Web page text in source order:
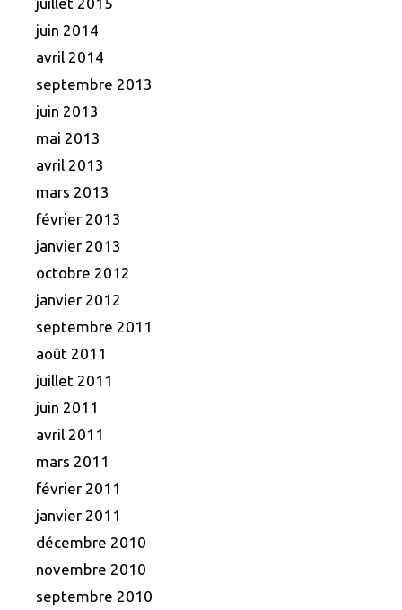
juin 2014
avril 2014
septembre 2013
juin 2013
mai 2013
avril 2013
mars 2013
février 2013
janvier 2013
octobre 2012
janvier 2012
septembre 2011
août 2011
juillet 2011
juin 2011
avril 2011
mars 2011
février 2011
janvier 2011
décembre 2010
novembre 2010
septembre 2010